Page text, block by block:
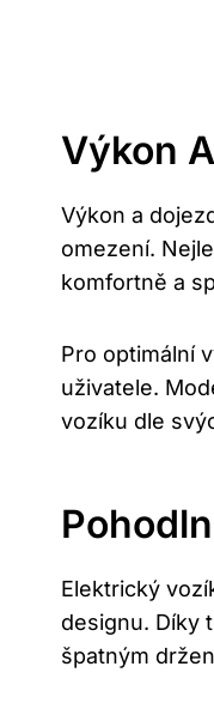
Výkon
Výkon a
omezení.
komfortně a
Pro optimální
uživatele.
vozíku dle
Elektrický
designu. Díky
špatným